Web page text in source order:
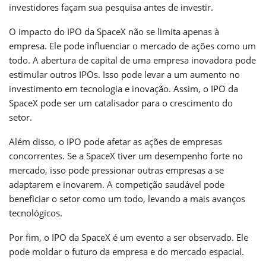
investidores façam sua pesquisa antes de investir.
O impacto do IPO da SpaceX não se limita apenas à
empresa. Ele pode influenciar o mercado de ações como um
todo. A abertura de capital de uma empresa inovadora pode
estimular outros IPOs. Isso pode levar a um aumento no
investimento em tecnologia e inovação. Assim, o IPO da
SpaceX pode ser um catalisador para o crescimento do
setor.
Além disso, o IPO pode afetar as ações de empresas
concorrentes. Se a SpaceX tiver um desempenho forte no
mercado, isso pode pressionar outras empresas a se
adaptarem e inovarem. A competição saudável pode
beneficiar o setor como um todo, levando a mais avanços
tecnológicos.
Por fim, o IPO da SpaceX é um evento a ser observado. Ele
pode moldar o futuro da empresa e do mercado espacial.